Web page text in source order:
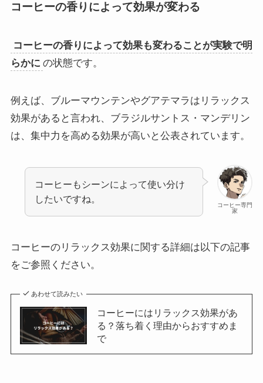
コーヒーの香りによって効果が変わる
コーヒーの香りによって効果も変わることが実験で明
らかに の状態です。
例えば、ブルーマウンテンやグアテマラはリラックス
効果があると言われ、ブラジルサントス・マンデリン
は、集中力を高める効果が高いと公表されています。
コーヒー専門
家
コーヒーもシーンによって使い分け
したいですね。
コーヒーのリラックス効果に関する詳細は以下の記事
をご参照ください。
あわせて読みたい
コーヒーにはリラックス効果があ
る？落ち着く理由からおすすめま
で